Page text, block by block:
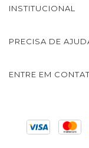
INSTITUCIONAL
PRECISA DE
ENTRE EM